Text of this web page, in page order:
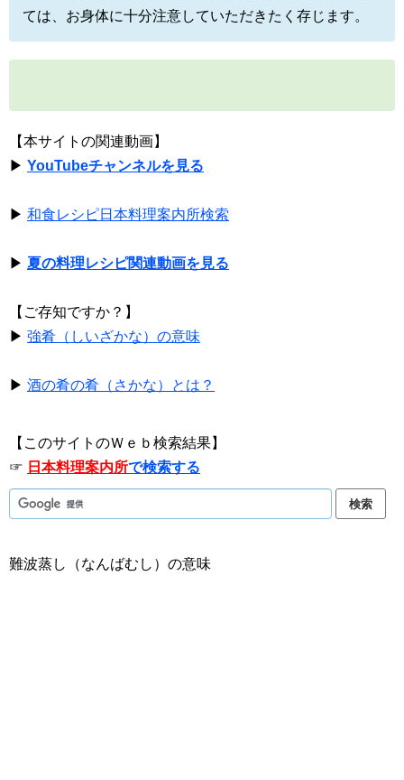
ては、お身体に十分注意していただきたく存じます。
【本サイトの関連動画】
▶ YouTubeチャンネルを見る
▶ 和食レシピ日本料理案内所検索
▶ 夏の料理レシピ関連動画を見る
【ご存知ですか？】
▶ 強肴（しいざかな）の意味
▶ 酒の肴の肴（さかな）とは？
【このサイトのＷｅｂ検索結果】
☞ 日本料理案内所で検索する
難波蒸し（なんばむし）の意味